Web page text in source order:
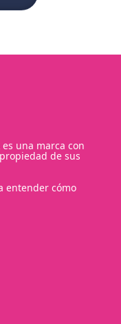
una marca con
de sus
entender cómo